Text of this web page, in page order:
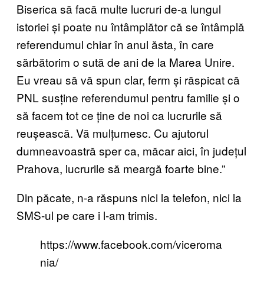
Biserica să facă multe lucruri de-a lungul
istoriei și poate nu întâmplător că se întâmplă
referendumul chiar în anul ăsta, în care
sărbătorim o sută de ani de la Marea Unire.
Eu vreau să vă spun clar, ferm și răspicat că
PNL susține referendumul pentru familie și o
să facem tot ce ține de noi ca lucrurile să
reușească. Vă mulțumesc. Cu ajutorul
dumneavoastră sper ca, măcar aici, în județul
Prahova, lucrurile să meargă foarte bine.”
Din păcate, n-a răspuns nici la telefon, nici la
SMS-ul pe care i l-am trimis.
https://www.facebook.com/viceroma
nia/